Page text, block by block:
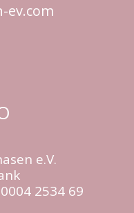
ev.com
e.V.
2534 69